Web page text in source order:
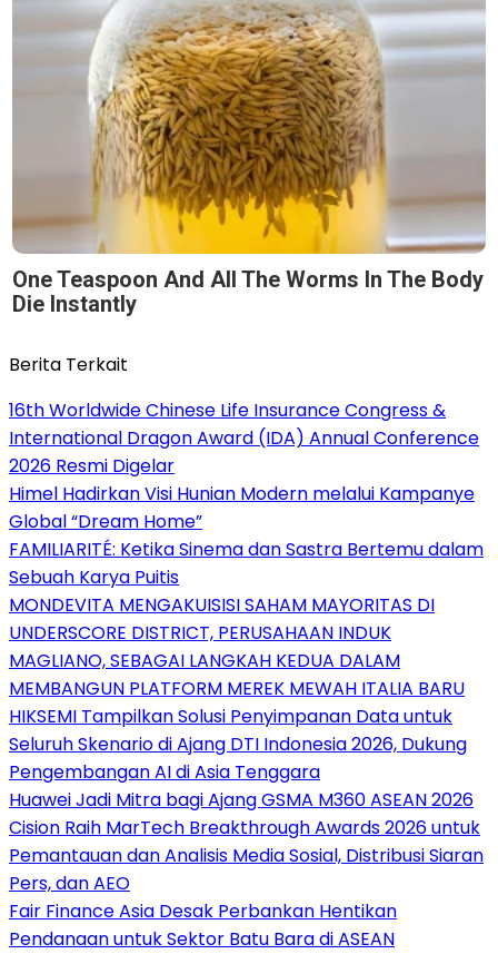
One Teaspoon And All The Worms In The Body
Die Instantly
Berita Terkait
16th Worldwide Chinese Life Insurance Congress &
International Dragon Award (IDA) Annual Conference
2026 Resmi Digelar
Himel Hadirkan Visi Hunian Modern melalui Kampanye
Global “Dream Home”
FAMILIARITÉ: Ketika Sinema dan Sastra Bertemu dalam
Sebuah Karya Puitis
MONDEVITA MENGAKUISISI SAHAM MAYORITAS DI
UNDERSCORE DISTRICT, PERUSAHAAN INDUK
MAGLIANO, SEBAGAI LANGKAH KEDUA DALAM
MEMBANGUN PLATFORM MEREK MEWAH ITALIA BARU
HIKSEMI Tampilkan Solusi Penyimpanan Data untuk
Seluruh Skenario di Ajang DTI Indonesia 2026, Dukung
Pengembangan AI di Asia Tenggara
Huawei Jadi Mitra bagi Ajang GSMA M360 ASEAN 2026
Cision Raih MarTech Breakthrough Awards 2026 untuk
Pemantauan dan Analisis Media Sosial, Distribusi Siaran
Pers, dan AEO
Fair Finance Asia Desak Perbankan Hentikan
Pendanaan untuk Sektor Batu Bara di ASEAN